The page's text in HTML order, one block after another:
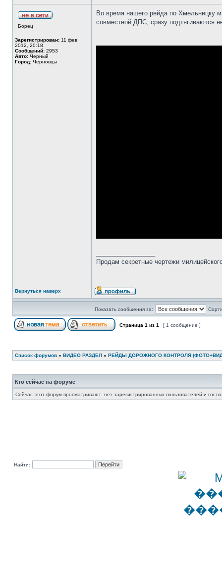
Борец
Зарегистрирован: 11 фев
2012, 20:18
Сообщений: 2953
Авто: Черный
Город: Черновцы
Во время нашего рейда по Хмельницку
совместной ДПС, сразу подтягиваются
Продам секретные чертежи
Вернуться наверх
Показать сообщения за:
Страница 1 из 1 [ 1 сообщение ]
Список форумов » ВИДЕО РАЗДЕЛ » РЕЙДЫ ДОРОЖНОГО КОНТРОЛЯ
Кто сейчас на форуме
Сейчас этот форум просматривают: нет зарегистрированных пользователей и
Найти: